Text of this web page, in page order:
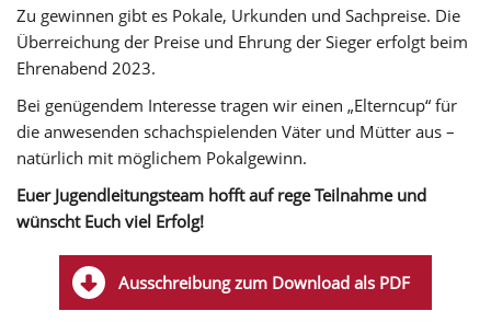
Zu gewinnen gibt es Pokale, Urkunden und Sachpreise. Die
Überreichung der Preise und Ehrung der Sieger erfolgt beim
Ehrenabend 2023.
Bei genügendem Interesse tragen wir einen „Elterncup“ für
die anwesenden schachspielenden Väter und Mütter aus –
natürlich mit möglichem Pokalgewinn.
Euer Jugendleitungsteam hofft auf rege Teilnahme und
wünscht Euch viel Erfolg!
Ausschreibung zum Download als PDF